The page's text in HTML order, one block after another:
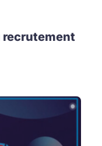
recrutement